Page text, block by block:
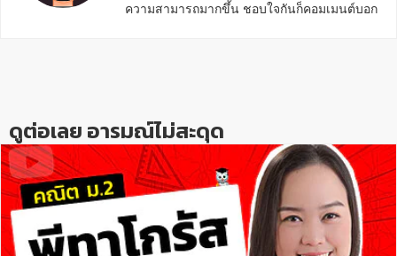
ความสามารถมากขึ้น ชอบใจกันก็คอมเมนต์บอก
ดูต่อเลย อารมณ์ไม่สะดุด